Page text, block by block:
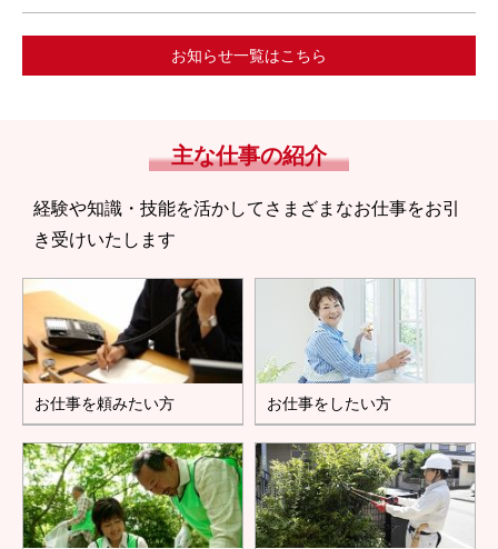
お知らせ一覧はこちら
主な仕事の紹介
経験や知識・技能を活かしてさまざまなお仕事をお引
き受けいたします
お仕事を頼みたい方 お仕事をしたい方